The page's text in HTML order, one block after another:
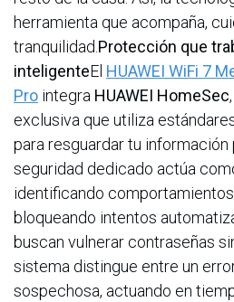
herramienta que acompaña,
tranquilidad.Protección que
inteligenteEl HUAWEI WiFi 7
Pro integra HUAWEI HomeSec
exclusiva que utiliza
para resguardar tu información
seguridad dedicado actúa
identificando
bloqueando intentos
buscan vulnerar contraseñas
sistema distingue entre un
sospechosa, actuando en